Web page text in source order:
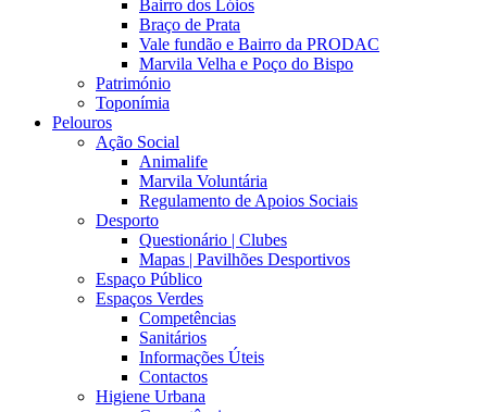
Bairro dos Lóios
Braço de Prata
Vale fundão e Bairro da PRODAC
Marvila Velha e Poço do Bispo
Património
Toponímia
Pelouros
Ação Social
Animalife
Marvila Voluntária
Regulamento de Apoios Sociais
Desporto
Questionário | Clubes
Mapas | Pavilhões Desportivos
Espaço Público
Espaços Verdes
Competências
Sanitários
Informações Úteis
Contactos
Higiene Urbana